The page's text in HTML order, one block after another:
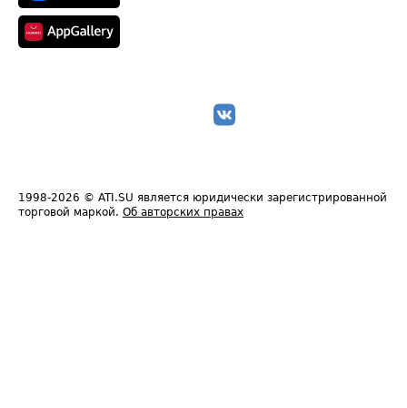
1998-2026 © ATI.SU является юридически зарегистрированной
торговой маркой. Об авторских правах